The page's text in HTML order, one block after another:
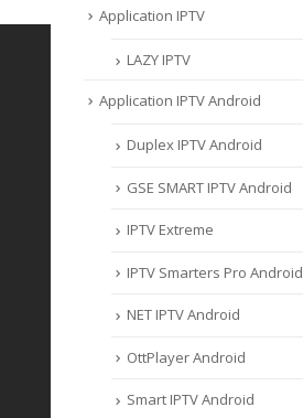
Application IPTV
LAZY IPTV
Application IPTV Android
Duplex IPTV Android
GSE SMART IPTV Android
IPTV Extreme
IPTV Smarters Pro Android
NET IPTV Android
OttPlayer Android
Smart IPTV Android